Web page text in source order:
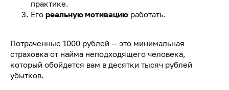
практике.
Его реальную мотивацию работать.
Потраченные 1000 рублей — это минимальная
страховка от найма неподходящего человека,
который обойдется вам в десятки тысяч рублей
убытков.